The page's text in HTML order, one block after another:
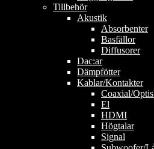
Tillbehör
Akustik
Absorbenter
Basfällor
Diffusorer
Dac:ar
Dämpfötter
Kablar/Kontakter
Coaxial/
El
HDMI
Högtalar
Signal